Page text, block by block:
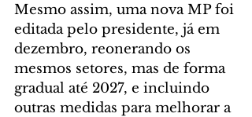
Mesmo assim, uma nova MP foi
editada pelo presidente, já em
dezembro, reonerando os
mesmos setores, mas de forma
gradual até 2027, e incluindo
outras medidas para melhorar a